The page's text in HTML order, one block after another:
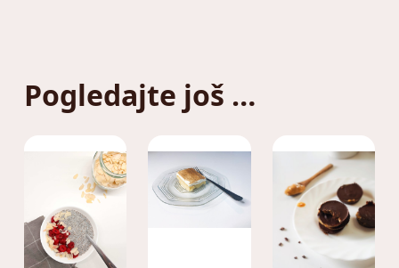
Pogledajte još …